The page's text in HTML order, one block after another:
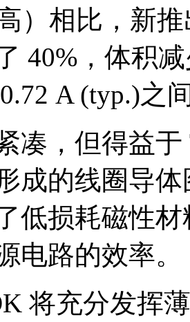
）相比，新
40%，体积
A (typ.)之
凑，但得益
成的线圈导
低损耗磁性
电路的效率。
将充分发挥